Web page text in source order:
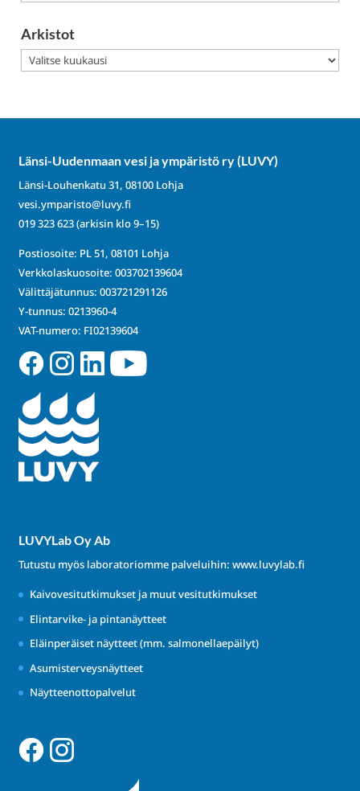
Arkistot
Arkistot
Länsi-Uudenmaan vesi ja ympäristö ry (LUVY)
Länsi-Louhenkatu 31, 08100 Lohja
vesi.ymparisto@luvy.fi
019 323 623(arkisin klo 9–15)
Postiosoite: PL 51, 08101 Lohja
Verkkolaskuosoite: 003702139604
Välittäjätunnus: 003721291126
Y-tunnus: 0213960-4
VAT-numero: FI02139604
LUVYLab Oy Ab
Tutustu myös laboratoriomme palveluihin: www.luvylab.fi
Kaivovesitutkimukset ja muut vesitutkimukset
Elintarvike- ja pintanäytteet
Eläinperäiset näytteet (mm. salmonellaepäilyt)
Asumisterveysnäytteet
Näytteenottopalvelut